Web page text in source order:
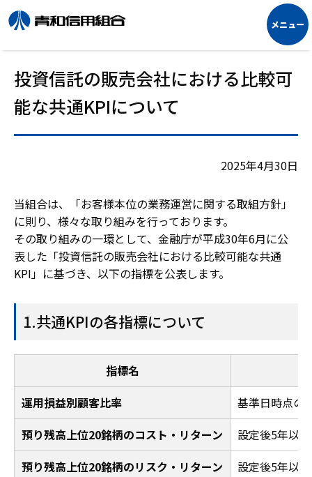
投資信託の販売会社における比較可
能な共通KPIについて
2025年4月30日
当組合は、「お客様本位の業務運営に関する取組方針」
に則り、様々な取り組みを行っております。
その取り組みの一環として、金融庁が平成30年6月に公
表した「投資信託の販売会社における比較可能な共通
KPI」に基づき、以下の指標を公表します。
1.共通KPIの各指標について
指標名
運用損益別顧客比率
基準日時点の
預り残高上位20銘柄のコスト・リターン
設定後5年以
預り残高上位20銘柄のリスク・リターン
設定後5年以